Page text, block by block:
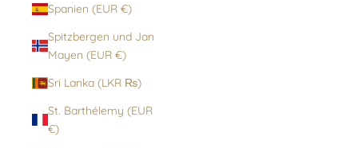
Spanien (EUR €)
Spitzbergen und Jan
Mayen (EUR €)
Sri Lanka (LKR ₨)
St. Barthélemy (EUR
€)